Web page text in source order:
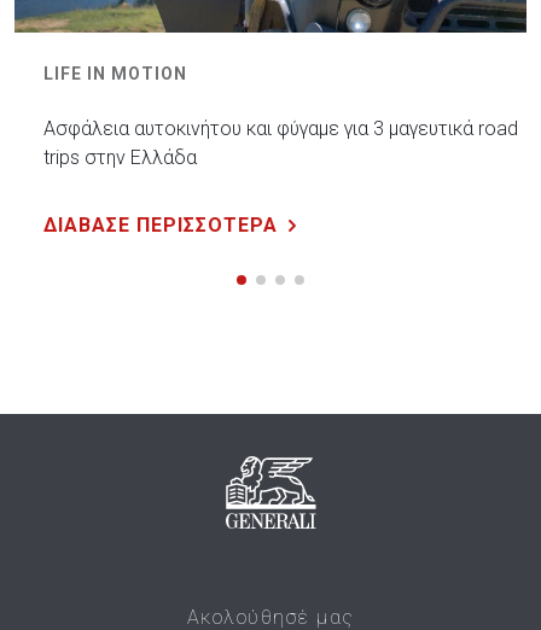
LIFE IN MOTION
Ασφάλεια αυτοκινήτου και φύγαμε για 3 μαγευτικά road
trips στην Ελλάδα
ΔΙΑΒΑΣΕ ΠΕΡΙΣΣΟΤΕΡΑ
Ακολούθησέ μας